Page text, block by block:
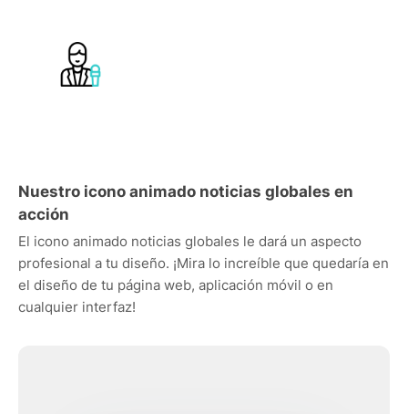
Nuestro icono animado noticias globales en
acción
El icono animado noticias globales le dará un aspecto
profesional a tu diseño. ¡Mira lo increíble que quedaría en
el diseño de tu página web, aplicación móvil o en
cualquier interfaz!